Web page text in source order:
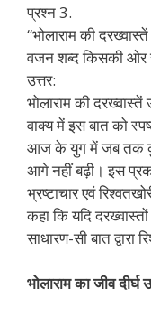
प्रश्न 3.
“भोलाराम की
वजन शब्द किसकी ओर
उत्तर:
भोलाराम की
वाक्य में इस बात को
आज के युग में जब तक कुछ
आगे नहीं बढ़ी। इस
भ्रष्टाचार एवं
कहा कि यदि
साधारण-सी बात
भोलाराम का जीव दीर्घ